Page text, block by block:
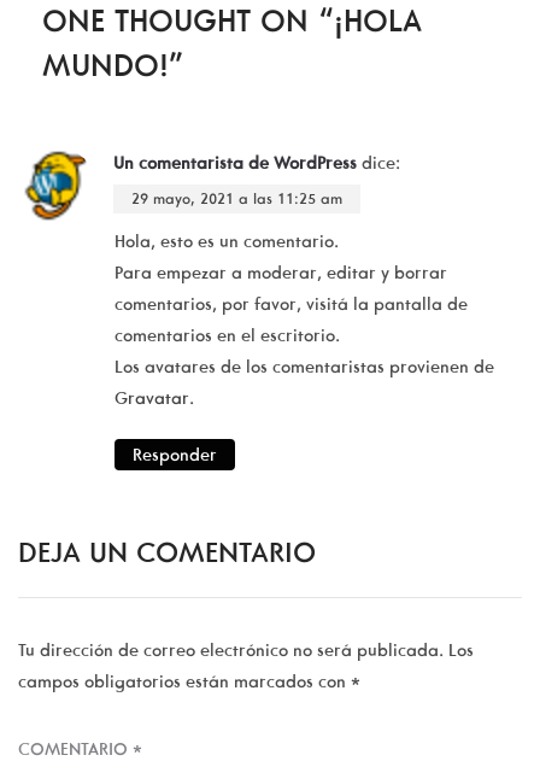
ONE THOUGHT ON “¡HOLA
MUNDO!”
Un comentarista de WordPress dice:
29 mayo, 2021 a las 11:25 am
Hola, esto es un comentario.
Para empezar a moderar, editar y borrar
comentarios, por favor, visitá la pantalla de
comentarios en el escritorio.
Los avatares de los comentaristas provienen de
Gravatar.
Responder
DEJA UN COMENTARIO
Tu dirección de correo electrónico no será publicada. Los
campos obligatorios están marcados con *
COMENTARIO *